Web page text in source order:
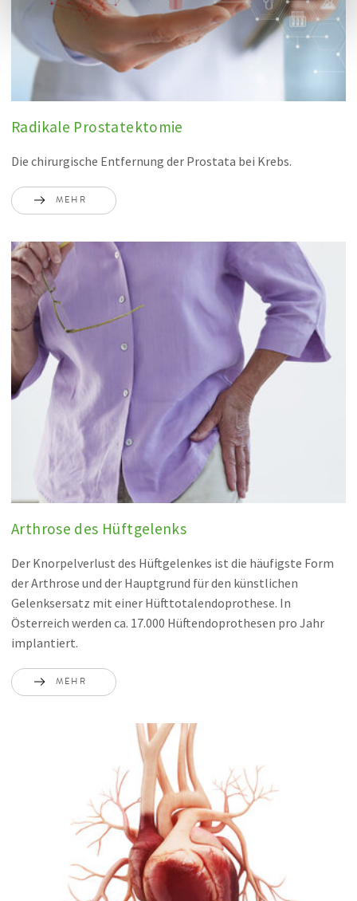
Radikale Prostatektomie
Die chirurgische Entfernung der Prostata bei Krebs.
MEHR
Arthrose des Hüftgelenks
Der Knorpelverlust des Hüftgelenkes ist die häufigste Form
der Arthrose und der Hauptgrund für den künstlichen
Gelenksersatz mit einer Hüfttotalendoprothese. In
Österreich werden ca. 17.000 Hüftendoprothesen pro Jahr
implantiert.
MEHR